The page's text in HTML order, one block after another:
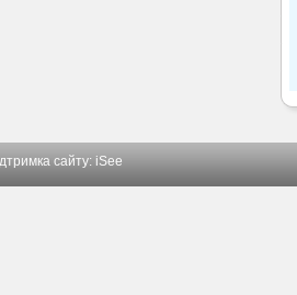
сайту: iSee